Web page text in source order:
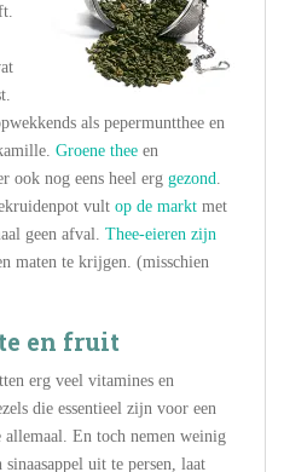
als pepermuntthee en
Groene thee en
ook nog eens heel erg gezond
vult op de markt met
geen afval. Thee-eieren zijn
maten te krijgen. (misschien
en fruit
erg veel vitamines en
die essentieel zijn voor een
allemaal. En toch nemen weinig
sinaasappel uit te persen, laat